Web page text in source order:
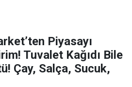
Piyasayı
Tuvalet Kağıdı Bile
Çay, Salça, Sucuk,